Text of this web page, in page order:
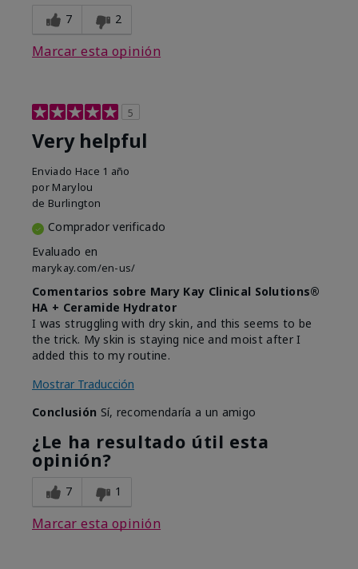
7 2
Marcar esta opinión
5
Very helpful
Enviado Hace 1 año
por Marylou
de Burlington
Comprador verificado
Evaluado en
marykay.com/en-us/
Comentarios sobre Mary Kay Clinical Solutions®
HA + Ceramide Hydrator
I was struggling with dry skin, and this seems to be
the trick. My skin is staying nice and moist after I
added this to my routine.
Mostrar Traducción
Conclusión Sí, recomendaría a un amigo
¿Le ha resultado útil esta
opinión?
7 1
Marcar esta opinión